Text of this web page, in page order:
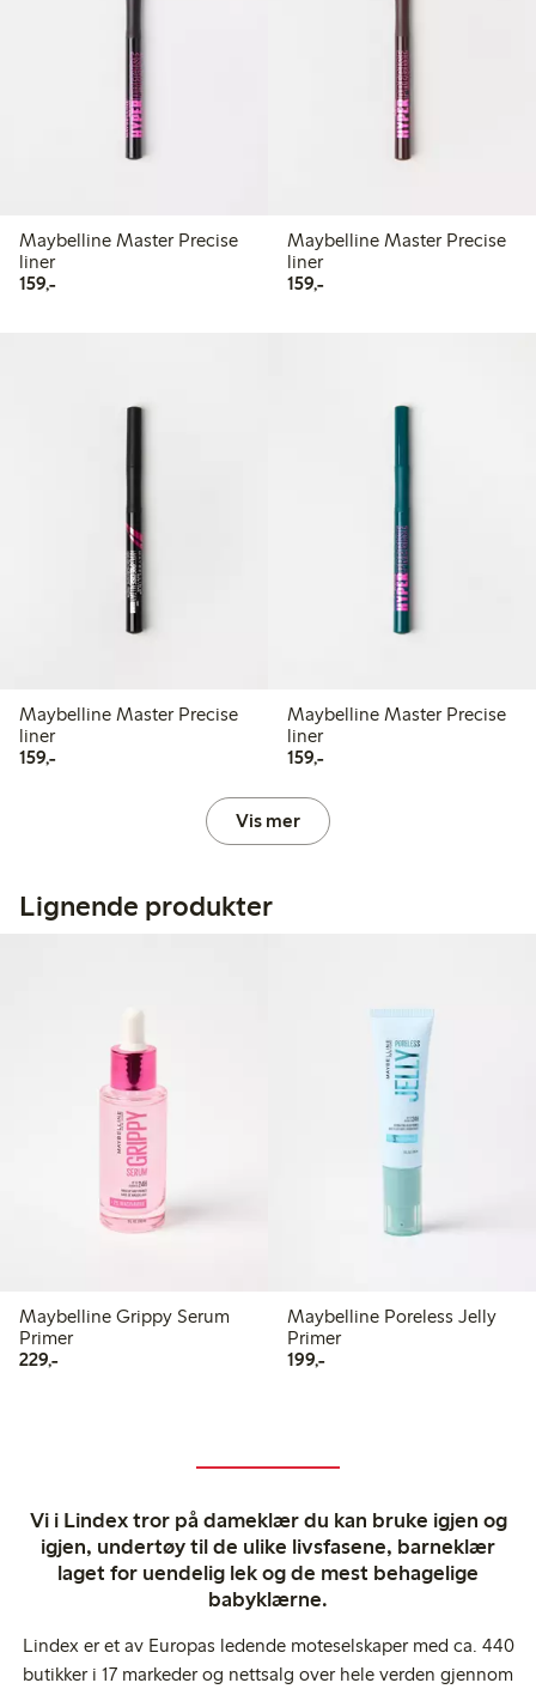
Maybelline Master Precise
liner
159,-159,00 kr
Maybelline Master Precise
liner
159,-159,00 kr
Maybelline Master Precise
liner
159,-159,00 kr
Maybelline Master Precise
liner
159,-159,00 kr
Vis mer
Lignende produkter
Maybelline Grippy Serum
Primer
229,-229,00 kr
Maybelline Poreless Jelly
Primer
199,-199,00 kr
Vi i Lindex tror på dameklær du kan bruke igjen og
igjen, undertøy til de ulike livsfasene, barneklær
laget for uendelig lek og de mest behagelige
babyklærne.
Lindex er et av Europas ledende moteselskaper med ca. 440
butikker i 17 markeder og nettsalg over hele verden gjennom